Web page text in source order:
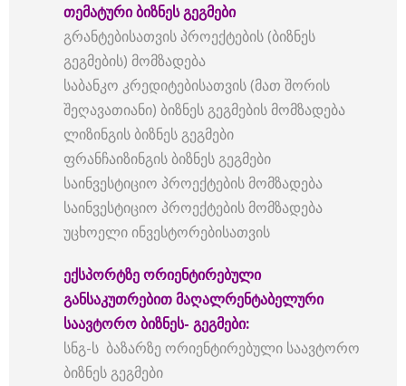
თემატური ბიზნეს გეგმები
გრანტებისათვის პროექტების (ბიზნეს
გეგმების) მომზადება
საბანკო კრედიტებისათვის (მათ შორის
შეღავათიანი) ბიზნეს გეგმების მომზადება
ლიზინგის ბიზნეს გეგმები
ფრანჩაიზინგის ბიზნეს გეგმები
საინვესტიციო პროექტების მომზადება
საინვესტიციო პროექტების მომზადება
უცხოელი ინვესტორებისათვის
ექსპორტზე ორიენტირებული
განსაკუთრებით მაღალრენტაბელური
საავტორო ბიზნეს- გეგმები:
სნგ-ს ბაზარზე ორიენტირებული საავტორო
ბიზნეს გეგმები